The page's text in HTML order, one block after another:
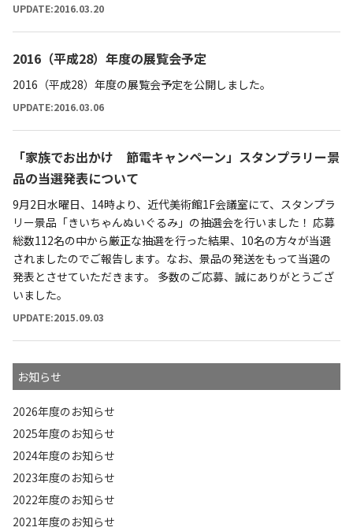
UPDATE:2016.03.20
2016（平成28）年度の展覧会予定
2016（平成28）年度の展覧会予定を公開しました。
UPDATE:2016.03.06
「家族でお出かけ 節電キャンペーン」スタンプラリー景
品の当選発表について
9月2日水曜日、14時より、近代美術館1F会議室にて、スタンプラ
リー景品「きいちゃんぬいぐるみ」の抽選会を行いました！ 応募
総数112名の中から厳正な抽選を行った結果、10名の方々が当選
されましたのでご報告します。なお、景品の発送をもって当選の
発表とさせていただきます。 多数のご応募、誠にありがとうござ
いました。
UPDATE:2015.09.03
お知らせ
2026年度のお知らせ
2025年度のお知らせ
2024年度のお知らせ
2023年度のお知らせ
2022年度のお知らせ
2021年度のお知らせ